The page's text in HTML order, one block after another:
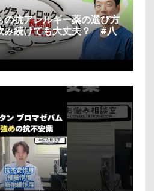
の抗アレルギー薬の選び方
み続けても大丈夫？ #八